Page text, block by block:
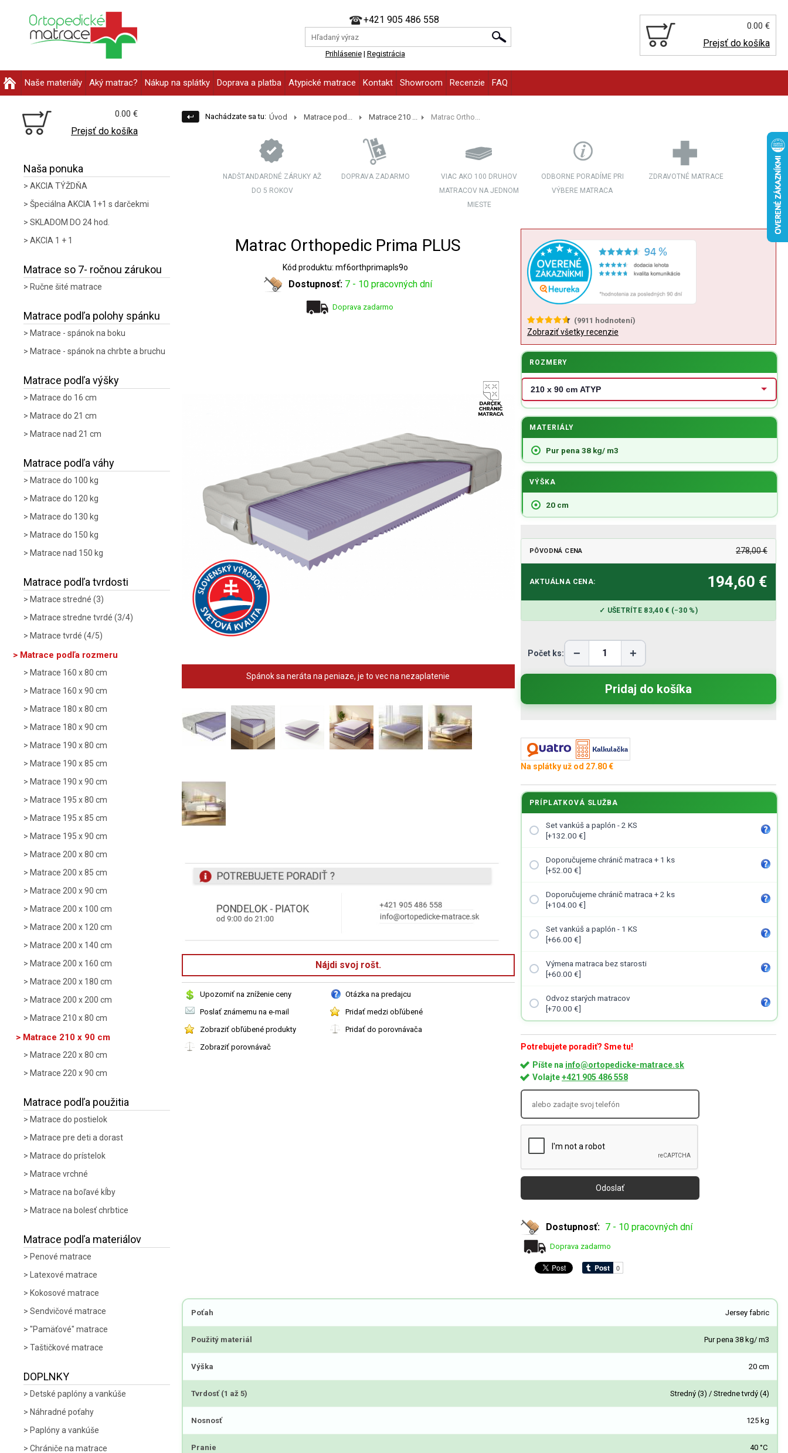
+421 905 486 558
0.00 €
Prejsť do košíka
Prihlásenie| Registrácia
Naše materiály Aký matrac? Nákup na splátky Doprava a platba Atypické matrace Kontakt Showroom Recenzie FAQ
0.00 €
Prejsť do košíka
Naša ponuka
AKCIA TÝŽDŇA
Špeciálna AKCIA 1+1 s darčekmi
SKLADOM DO 24 hod.
AKCIA 1 + 1
Matrace so 7- ročnou zárukou
Ručne šité matrace
Matrace podľa polohy spánku
Matrace - spánok na boku
Matrace - spánok na chrbte a bruchu
Matrace podľa výšky
Matrace do 16 cm
Matrace do 21 cm
Matrace nad 21 cm
Matrace podľa váhy
Matrace do 100 kg
Matrace do 120 kg
Matrace do 130 kg
Matrace do 150 kg
Matrace nad 150 kg
Matrace podľa tvrdosti
Matrace stredné (3)
Matrace stredne tvrdé (3/4)
Matrace tvrdé (4/5)
Matrace podľa rozmeru
Matrace 160 x 80 cm
Matrace 160 x 90 cm
Matrace 180 x 80 cm
Matrace 180 x 90 cm
Matrace 190 x 80 cm
Matrace 190 x 85 cm
Matrace 190 x 90 cm
Matrace 195 x 80 cm
Matrace 195 x 85 cm
Matrace 195 x 90 cm
Matrace 200 x 80 cm
Matrace 200 x 85 cm
Matrace 200 x 90 cm
Matrace 200 x 100 cm
Matrace 200 x 120 cm
Matrace 200 x 140 cm
Matrace 200 x 160 cm
Matrace 200 x 180 cm
Matrace 200 x 200 cm
Matrace 210 x 80 cm
Matrace 210 x 90 cm
Matrace 220 x 80 cm
Matrace 220 x 90 cm
Matrace podľa použitia
Matrace do postielok
Matrace pre deti a dorast
Matrace do prístelok
Matrace vrchné
Matrace na boľavé kĺby
Matrace na bolesť chrbtice
Matrace podľa materiálov
Penové matrace
Latexové matrace
Kokosové matrace
Sendvičové matrace
"Pamäťové" matrace
Taštičkové matrace
DOPLNKY
Detské paplóny a vankúše
Náhradné poťahy
Paplóny a vankúše
Chrániče na matrace
Nachádzate sa tu: Úvod Matrace pod... Matrace 210 ... Matrac Ortho...
NADŠTANDARDNÉ ZÁRUKY AŽ
DO 5 ROKOV
DOPRAVA ZADARMO
VIAC AKO 100 DRUHOV
MATRACOV NA JEDNOM
MIESTE
ODBORNE PORADÍME PRI
VÝBERE MATRACA
ZDRAVOTNÉ MATRACE
Matrac Orthopedic Prima PLUS
Kód produktu: mf6orthprimapls9o
Dostupnosť: 7 - 10 pracovných dní
Doprava zadarmo
Spánok sa neráta na peniaze, je to vec na nezaplatenie
Nájdi svoj rošt.
Upozorniť na zníženie ceny
Otázka na predajcu
Poslať známemu na e-mail
Pridať medzi obľúbené
Zobraziť obľúbené produkty
Pridať do porovnávača
Zobraziť porovnávač
(9911 hodnotení)
Zobraziť všetky recenzie
ROZMERY
MATERIÁLY
Pur pena 38 kg/ m3
VÝŠKA
20 cm
PÔVODNÁ CENA 278,00 €
AKTUÁLNA CENA: 194,60 €
✓ UŠETRÍTE 83,40 € (−30 %)
Počet ks: − +
Na splátky už od 27.80 €
PRÍPLATKOVÁ SLUŽBA
Set vankúš a paplón - 2 KS
[+132.00 €]
Doporučujeme chránič matraca + 1 ks
[+52.00 €]
Doporučujeme chránič matraca + 2 ks
[+104.00 €]
Set vankúš a paplón - 1 KS
[+66.00 €]
Výmena matraca bez starosti
[+60.00 €]
Odvoz starých matracov
[+70.00 €]
Potrebujete poradiť? Sme tu!
Píšte na info@ortopedicke-matrace.sk
Volajte+421 905 486 558
Dostupnosť: 7 - 10 pracovných dní
Doprava zadarmo
Poťah Jersey fabric
Použitý materiál Pur pena 38 kg/ m3
Výška 20 cm
Tvrdosť (1 až 5) Stredný (3) / Stredne tvrdý (4)
Nosnosť 125 kg
Pranie 40 °C